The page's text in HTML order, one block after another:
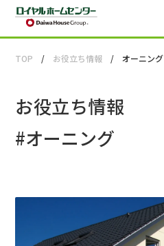
TOP お役立ち情報 オーニング
お役立ち情報
#オーニング